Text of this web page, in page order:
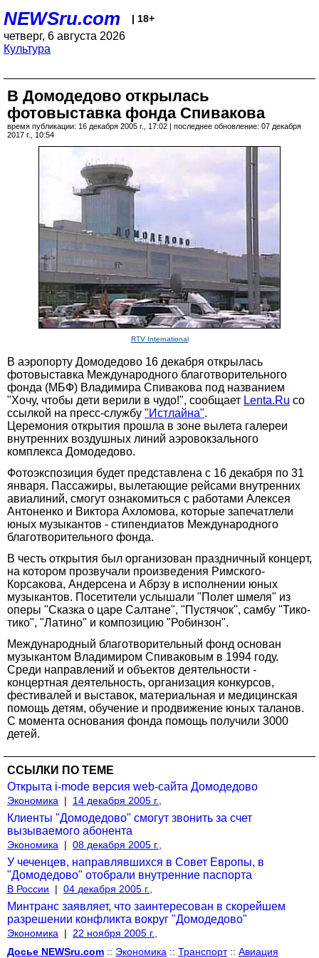
NEWSru.com | 18+
четверг, 6 августа 2026
Культура
В Домодедово открылась
фотовыставка фонда Спивакова
время публикации: 16 декабря 2005 г., 17:02 | последнее обновление: 07 декабря
2017 г., 10:54
RTV International
В аэропорту Домодедово 16 декабря открылась
фотовыставка Международного благотворительного
фонда (МБФ) Владимира Спивакова под названием
"Хочу, чтобы дети верили в чудо!", сообщает Lenta.Ru со
ссылкой на пресс-службу "Истлайна".
Церемония открытия прошла в зоне вылета галереи
внутренних воздушных линий аэровокзального
комплекса Домодедово.
Фотоэкспозиция будет представлена с 16 декабря по 31
января. Пассажиры, вылетающие рейсами внутренних
авиалиний, смогут ознакомиться с работами Алексея
Антоненко и Виктора Ахломова, которые запечатлели
юных музыкантов - стипендиатов Международного
благотворительного фонда.
В честь открытия был организован праздничный концерт,
на котором прозвучали произведения Римского-
Корсакова, Андерсена и Абрзу в исполнении юных
музыкантов. Посетители услышали "Полет шмеля" из
оперы "Сказка о царе Салтане", "Пустячок", самбу "Тико-
тико", "Латино" и композицию "Робинзон".
Международный благотворительный фонд основан
музыкантом Владимиром Спиваковым в 1994 году.
Среди направлений и объектов деятельности -
концертная деятельность, организация конкурсов,
фестивалей и выставок, материальная и медицинская
помощь детям, обучение и продвижение юных таланов.
С момента основания фонда помощь получили 3000
детей.
ССЫЛКИ ПО ТЕМЕ
Открыта i-mode версия web-сайта Домодедово
Экономика | 14 декабря 2005 г.,
Клиенты "Домодедово" смогут звонить за счет
вызываемого абонента
Экономика | 08 декабря 2005 г.,
У чеченцев, направлявшихся в Совет Европы, в
"Домодедово" отобрали внутренние паспорта
В России | 04 декабря 2005 г.,
Минтранс заявляет, что заинтересован в скорейшем
разрешении конфликта вокруг "Домодедово"
Экономика |
22 ноября 2005 г.,
Досье NEWSru.com :: Экономика :: Транспорт:: Авиация